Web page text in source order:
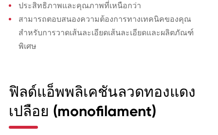
ประสิทธิภาพและคุณภาพที่เหนือกว่า
สามารถตอบสนองความต้องการทางเทคนิคของคุณ
สำหรับการวาดเส้นละเอียดเส้นละเอียดและผลิตภัณฑ์
พิเศษ
ฟิลด์แอ็พพลิเคชันลวดทองแดง
เปลือย (monofilament)